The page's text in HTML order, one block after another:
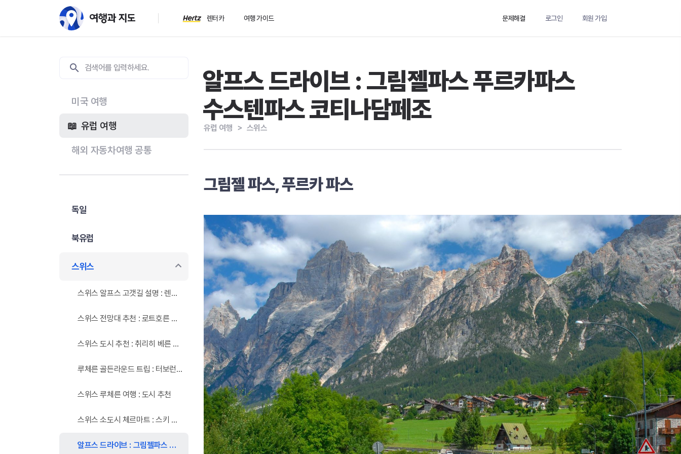
렌터카 여행 가이드 문제해결 로그인 회원 가입
미국 여행
유럽 여행
해외 자동차여행 공통
독일
북유럽
스위스
스위스 알프스 고갯길 설명 : 렌트카 드라이브
스위스 전망대 추천 : 로트호른 체세루크
스위스 도시 추천 : 취리히 베른 수도
루체른 골든라운드 트립 : 터보런 건
스위스 루체른 여행 : 도시 추천
스위스 소도시 체르마트 : 스키 리조트 마테호른 고르너그라트 가격
알프스 드라이브 : 그림젤파스 푸르카파스 수스텐파스 코티나담페조
알프스 드라이브 : 그림젤파스 푸르카파스
수스텐파스 코티나담페조
유럽 여행 ＞ 스위스
그림젤 파스, 푸르카 파스